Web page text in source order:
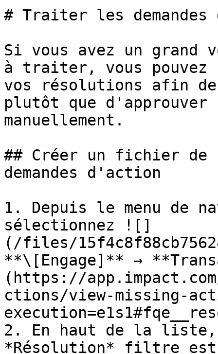
# Traiter les demandes
Si vous avez un grand
à traiter, vous pouvez
vos résolutions afin de
plutôt que d'approuver
manuellement.
## Créer un fichier de
demandes d'action
1. Depuis le menu de
sélectionnez ![]
(/files/
**\[Engage]** →
(https://
ctions/view-missing-
2. En haut de la liste,
*Résolution* filtre est